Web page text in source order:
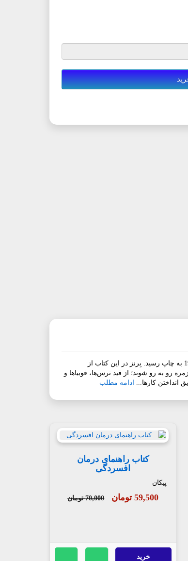
کتاب از حال بد به حال خوبشناخت درمانیروان‌شناسی عمومیکتاب از حال بد به حال خوب، اثری نوشته‌ی دیوید بِرنز است که اولین بار در سال 1989 به چاپ رسید. بِرنز در این کتاب از
رو به رو شوند؛ از قید ترس‌ها، فوبیاها و
انداختن کارها... ادامه مطلب
کتاب راهنمای درمان
افسردگی
پیکان
59,500 تومان 70,000 تومان
خرید